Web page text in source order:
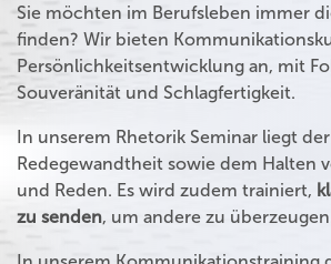
Sie möchten im Berufsleben immer
finden? Wir bieten
Persönlichkeitsentwicklung an, mit
Souveränität und Schlagfertigkeit.
In unserem Rhetorik Seminar liegt
Redegewandtheit sowie dem Halten
und Reden. Es wird zudem trainiert,
zu senden, um andere zu